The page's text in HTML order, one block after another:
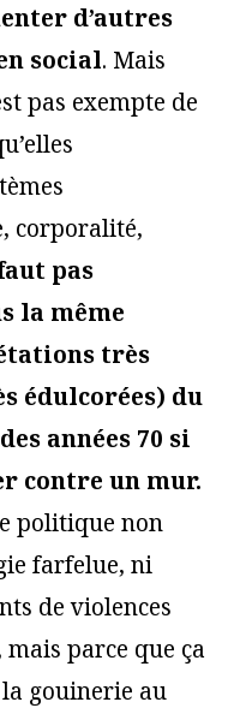
d’autres
social. Mais
pas exempte de
corporalité,
pas
la même
très
édulcorées) du
années 70 si
contre un mur.
politique non
farfelue, ni
de violences
parce que ça
gouinerie au